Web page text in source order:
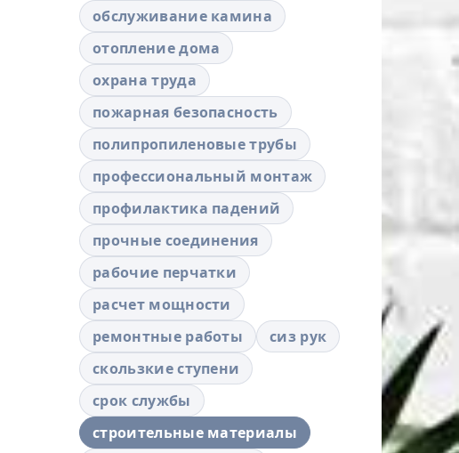
обслуживание камина
отопление дома
охрана труда
пожарная безопасность
полипропиленовые трубы
профессиональный монтаж
профилактика падений
прочные соединения
рабочие перчатки
расчет мощности
ремонтные работы
сиз рук
скользкие ступени
срок службы
строительные материалы